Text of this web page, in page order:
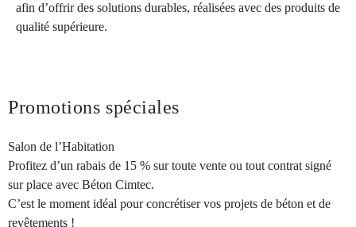
afin d’offrir des solutions durables, réalisées avec des produits de
qualité supérieure.
Promotions spéciales
Salon de l’Habitation
Profitez d’un rabais de 15 % sur toute vente ou tout contrat signé
sur place avec Béton Cimtec.
C’est le moment idéal pour concrétiser vos projets de béton et de
revêtements !